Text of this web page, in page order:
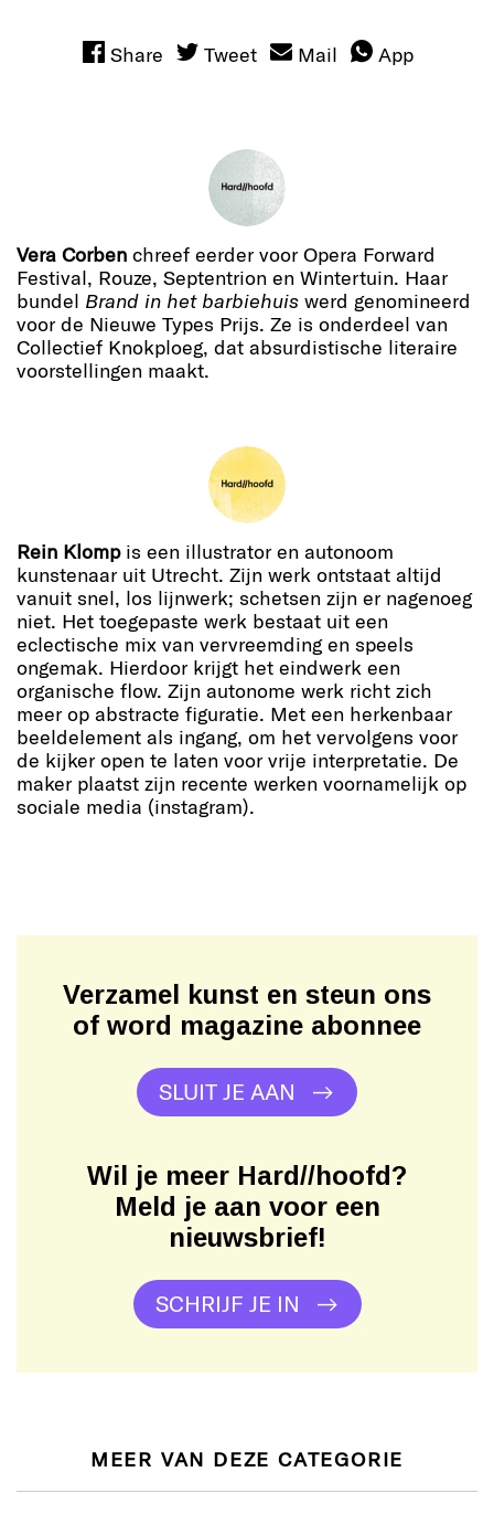
Share Tweet Mail App
Vera Corben chreef eerder voor Opera Forward
Festival, Rouze, Septentrion en Wintertuin. Haar
bundel Brand in het barbiehuis werd genomineerd
voor de Nieuwe Types Prijs. Ze is onderdeel van
Collectief Knokploeg, dat absurdistische literaire
voorstellingen maakt.
Rein Klompis een illustrator en autonoom
kunstenaar uit Utrecht. Zijn werk ontstaat altijd
vanuit snel, los lijnwerk; schetsen zijn er nagenoeg
niet. Het toegepaste werk bestaat uit een
eclectische mix van vervreemding en speels
ongemak. Hierdoor krijgt het eindwerk een
organische flow. Zijn autonome werk richt zich
meer op abstracte figuratie. Met een herkenbaar
beeldelement als ingang, om het vervolgens voor
de kijker open te laten voor vrije interpretatie. De
maker plaatst zijn recente werken voornamelijk op
sociale media (instagram).
Verzamel kunst en steun ons
of word magazine abonnee
SLUIT JE AAN
Wil je meer Hard//hoofd?
Meld je aan voor een
nieuwsbrief!
SCHRIJF JE IN
MEER VAN DEZE CATEGORIE